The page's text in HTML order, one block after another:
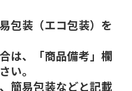
包装（エコ包装）を
は、「商品備考」欄
い。
簡易包装などと記載